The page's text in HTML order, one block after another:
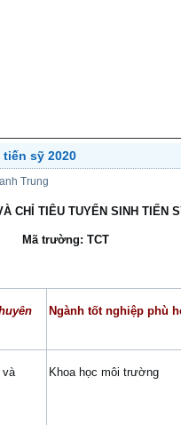
sỹ 2020
Trung
CHỈ TIÊU TUYỂN SINH TIẾN
Mã trường: TCT
Ngành tốt nghiệp phù
và
Khoa học môi trường